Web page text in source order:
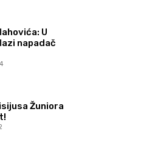
U
napadač
Žuniora